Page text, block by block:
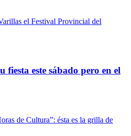
fiesta este sábado pero en el